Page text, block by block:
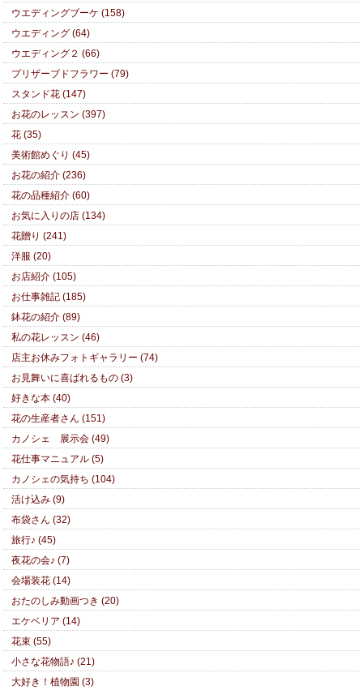
ウエディングブーケ (158)
ウエディング (64)
ウエディング２ (66)
プリザーブドフラワー (79)
スタンド花 (147)
お花のレッスン (397)
花 (35)
美術館めぐり (45)
お花の紹介 (236)
花の品種紹介 (60)
お気に入りの店 (134)
花贈り (241)
洋服 (20)
お店紹介 (105)
お仕事雑記 (185)
鉢花の紹介 (89)
私の花レッスン (46)
店主お休みフォトギャラリー (74)
お見舞いに喜ばれるもの (3)
好きな本 (40)
花の生産者さん (151)
カノシェ 展示会 (49)
花仕事マニュアル (5)
カノシェの気持ち (104)
活け込み (9)
布袋さん (32)
旅行♪ (45)
夜花の会♪ (7)
会場装花 (14)
おたのしみ動画つき (20)
エケベリア (14)
花束 (55)
小さな花物語♪ (21)
大好き！植物園 (3)